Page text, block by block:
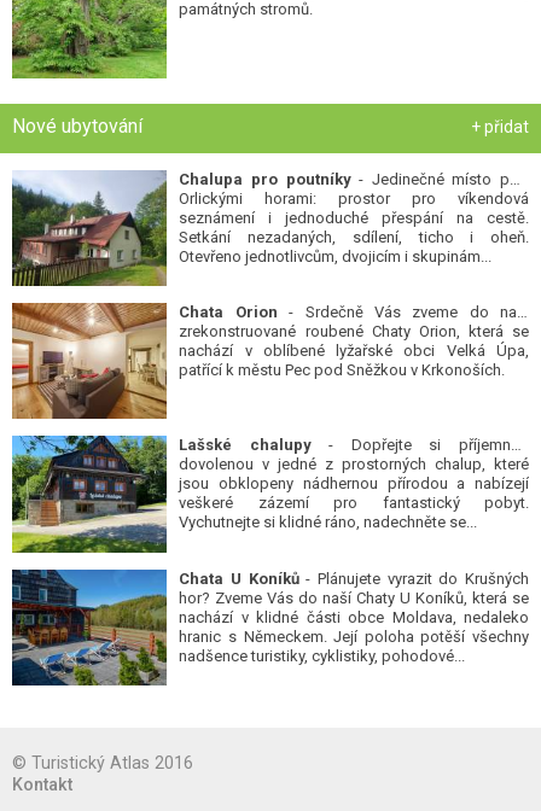
památných stromů.
Nové ubytování + přidat
Chalupa pro poutníky- Jedinečné místo pod
Orlickými horami: prostor pro víkendová
seznámení i jednoduché přespání na cestě.
Setkání nezadaných, sdílení, ticho i oheň.
Otevřeno jednotlivcům, dvojicím i skupinám...
Chata Orion - Srdečně Vás zveme do naší
zrekonstruované roubené Chaty Orion, která se
nachází v oblíbené lyžařské obci Velká Úpa,
patřící k městu Pec pod Sněžkou v Krkonoších.
Lašské chalupy- Dopřejte si příjemnou
dovolenou v jedné z prostorných chalup, které
jsou obklopeny nádhernou přírodou a nabízejí
veškeré zázemí pro fantastický pobyt.
Vychutnejte si klidné ráno, nadechněte se...
Chata U Koníků- Plánujete vyrazit do Krušných
hor? Zveme Vás do naší Chaty U Koníků, která se
nachází v klidné části obce Moldava, nedaleko
hranic s Německem. Její poloha potěší všechny
nadšence turistiky, cyklistiky, pohodové...
© Turistický Atlas 2016
Kontakt